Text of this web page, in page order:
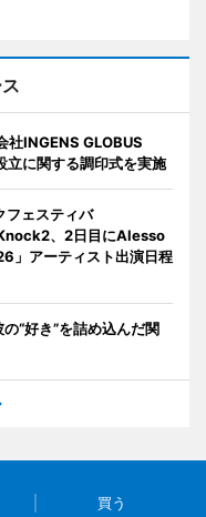
社INGENS GLOBUS
に関する調印式を実施
フェスティバ
、2日目にAlesso
アーティスト出演日程
“好き”を詰め込んだ関
買う